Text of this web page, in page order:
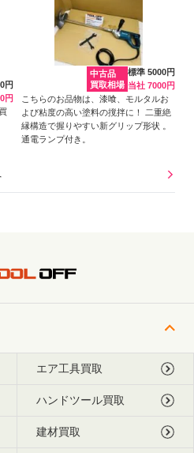
円
円
中古品
買取相場
標準 5000円
当社 7000円
こちらのお品物は、漆喰、モルタルお
よび粘度の高い塗料の撹拌に！ 二重絶
縁構造で握りやすい新グリップ形状 。
通電ランプ付き。
エア工具買取
ハンドツール買取
建材買取